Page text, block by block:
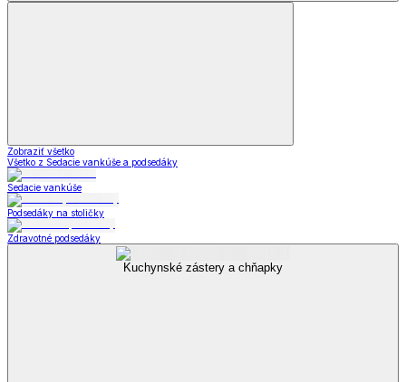
Zobraziť všetko
Všetko z Sedacie vankúše a podsedáky
Sedacie vankúše
Podsedáky na stoličky
Zdravotné podsedáky
Kuchynské zástery a chňapky